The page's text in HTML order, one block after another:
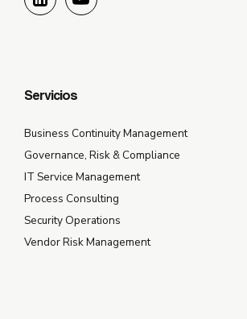
Servicios
Business Continuity Management
Governance, Risk & Compliance
IT Service Management
Process Consulting
Security Operations
Vendor Risk Management